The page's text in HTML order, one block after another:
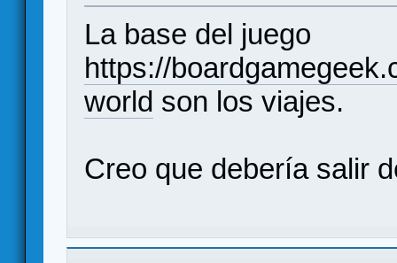
La base del juego
https://
world son los viajes.
Creo que debería salir